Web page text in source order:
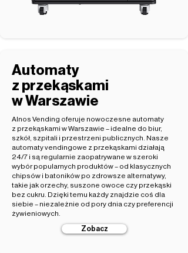
Automaty
z przekąskami
w Warszawie
Alnos Vending oferuje nowoczesne automaty
z przekąskami w Warszawie – idealne do biur,
szkół, szpitali i przestrzeni publicznych. Nasze
automaty vendingowe z przekąskami działają
24/7 i są regularnie zaopatrywane w szeroki
wybór popularnych produktów – od klasycznych
chipsów i batoników po zdrowsze alternatywy,
takie jak orzechy, suszone owoce czy przekąski
bez cukru. Dzięki temu każdy znajdzie coś dla
siebie – niezależnie od pory dnia czy preferencji
żywieniowych.
Zobacz